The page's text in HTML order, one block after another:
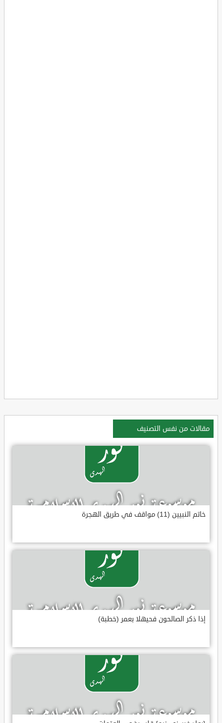
مقالات من نفس التصنيف
خاتم النبيين (11) مواقف في طريق الهجرة
إذا ذكر الصالحون فحيهلا بعمر (خطبة)